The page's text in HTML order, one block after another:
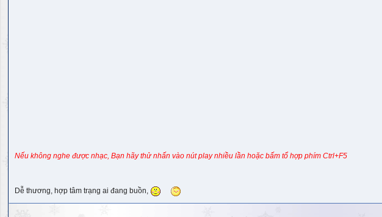
Nếu không nghe được nhạc, Bạn hãy thử nhấn vào nút play nhiều lần hoặc bấm tổ hợp phím Ctrl+F5
Dễ thương, hợp tâm trạng ai đang buồn,